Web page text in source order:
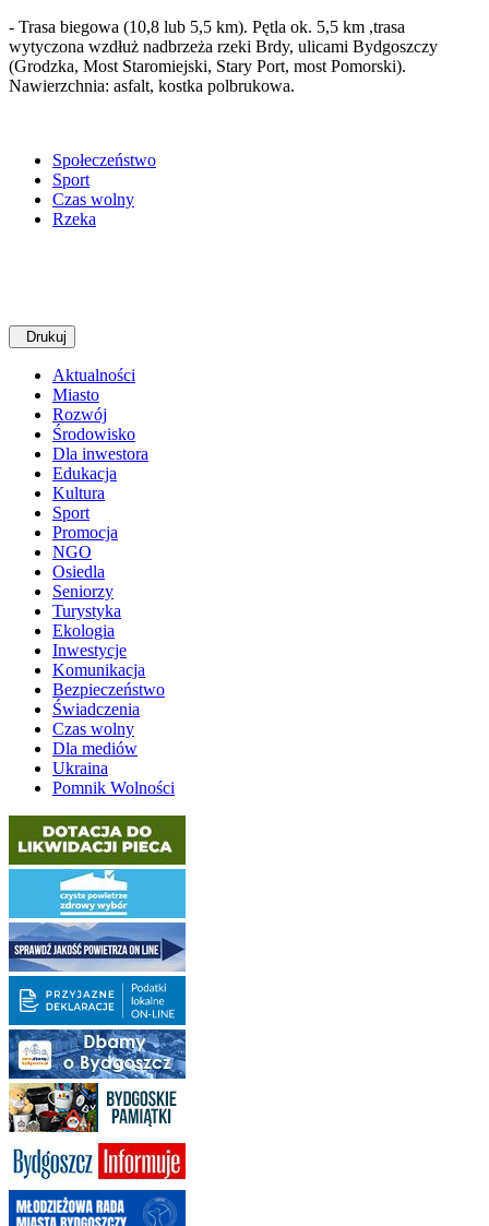
- Trasa biegowa (10,8 lub 5,5 km). Pętla ok. 5,5 km ,trasa
wytyczona wzdłuż nadbrzeża rzeki Brdy, ulicami Bydgoszczy
(Grodzka, Most Staromiejski, Stary Port, most Pomorski).
Nawierzchnia: asfalt, kostka polbrukowa.
Społeczeństwo
Sport
Czas wolny
Rzeka
Drukuj
Aktualności
Miasto
Rozwój
Środowisko
Dla inwestora
Edukacja
Kultura
Sport
Promocja
NGO
Osiedla
Seniorzy
Turystyka
Ekologia
Inwestycje
Komunikacja
Bezpieczeństwo
Świadczenia
Czas wolny
Dla mediów
Ukraina
Pomnik Wolności